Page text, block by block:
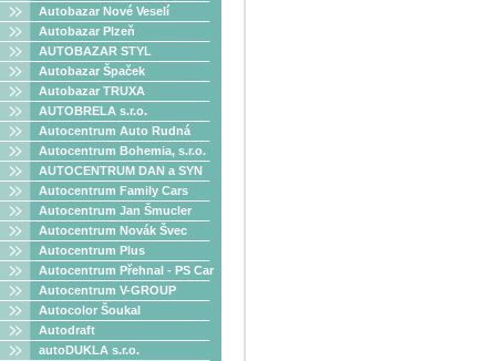
Autobazar Nové Veselí
Autobazar Plzeň
AUTOBAZAR STYL
Autobazar Špaček
Autobazar TRUXA
AUTOBRELA s.r.o.
Autocentrum Auto Rudná
Autocentrum Bohemia, s.r.o.
AUTOCENTRUM DAN a SYN
Autocentrum Family Cars
Autocentrum Jan Šmucler
Autocentrum Novák Švec
Autocentrum Plus
Autocentrum Přehnal - PS Car
Autocentrum V-GROUP
Autocolor Šoukal
Autodraft
autoDUKLA s.r.o.